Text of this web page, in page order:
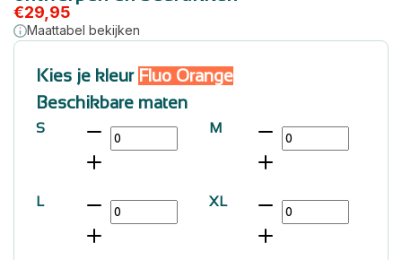
€29,95
Maattabel bekijken
Kies je kleur Fluo Orange
Beschikbare maten
S M
L XL